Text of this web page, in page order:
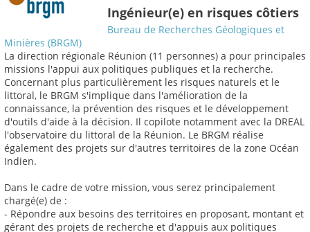
Ingénieur(e) en risques côtiers
Bureau de Recherches Géologiques et
Minières (BRGM)
La direction régionale Réunion (11 personnes) a pour principales
missions l'appui aux politiques publiques et la recherche.
Concernant plus particulièrement les risques naturels et le
littoral, le BRGM s'implique dans l'amélioration de la
connaissance, la prévention des risques et le développement
d'outils d'aide à la décision. Il copilote notamment avec la DREAL
l'observatoire du littoral de la Réunion. Le BRGM réalise
également des projets sur d'autres territoires de la zone Océan
Indien.
Dans le cadre de votre mission, vous serez principalement
chargé(e) de :
- Répondre aux besoins des territoires en proposant, montant et
gérant des projets de recherche et d'appuis aux politiques